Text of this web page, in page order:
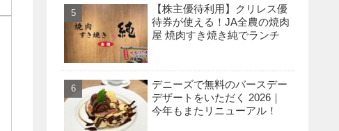
【株主優待利用】クリレス優
待券が使える！JA全農の焼肉
屋 焼肉すき焼き純でランチ
デニーズで無料のバースデー
デザートをいただく 2026｜
今年もまたリニューアル！